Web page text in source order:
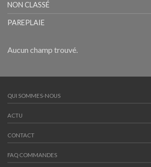
NON CLASSÉ
PAREPLAIE
Aucun champ trouvé.
QUI SOMMES-NOUS
ACTU
CONTACT
FAQ COMMANDES